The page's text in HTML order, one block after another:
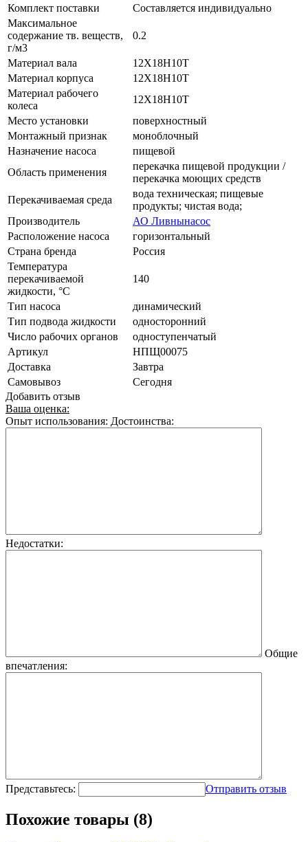
Комплект поставки
Составляется индивидуально
Максимальное
содержание тв. веществ,
г/м3
0.2
Материал вала
12Х18Н10Т
Материал корпуса
12Х18Н10Т
Материал рабочего
колеса
12Х18Н10Т
Место установки
поверхностный
Монтажный признак
моноблочный
Назначение насоса
пищевой
Область применения
перекачка пищевой продукции /
перекачка моющих средств
Перекачиваемая среда
вода техническая; пищевые
продукты; чистая вода;
Производитель
АО Ливнынасос
Расположение насоса
горизонтальный
Страна бренда
Россия
Температура
перекачиваемой
жидкости, °C
140
Тип насоса
динамический
Тип подвода жидкости
односторонний
Число рабочих органов
одноступенчатый
Артикул
НПЩ00075
Доставка
Завтра
Самовывоз
Сегодня
Добавить отзыв
Ваша оценка:
Опыт использования: Достоинства:
Недостатки:
Общие
впечатления:
Представьтесь: Отправить отзыв
Похожие товары (8)